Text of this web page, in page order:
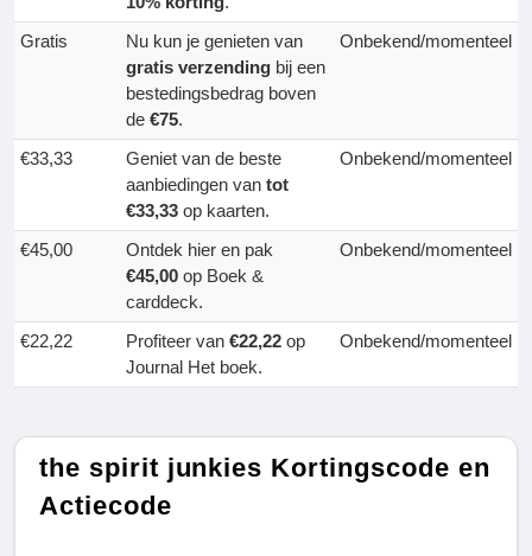
Gratis
Nu kun je genieten van
gratis verzending bij een
bestedingsbedrag boven
de €75.
Onbekend/momenteel
€33,33
Geniet van de beste
aanbiedingen van tot
€33,33 op kaarten.
Onbekend/momenteel
€45,00
Ontdek hier en pak
€45,00 op Boek &
carddeck.
Onbekend/momenteel
€22,22 Profiteer van €22,22 op
Journal Het boek.
Onbekend/momenteel
the spirit junkies Kortingscode en
Actiecode